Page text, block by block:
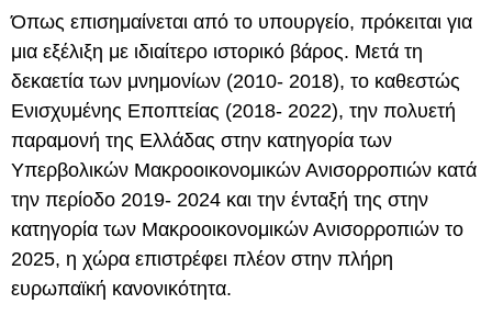
Όπως επισημαίνεται από το υπουργείο, πρόκειται για
μια εξέλιξη με ιδιαίτερο ιστορικό βάρος. Μετά τη
δεκαετία των μνημονίων (2010- 2018), το καθεστώς
Ενισχυμένης Εποπτείας (2018- 2022), την πολυετή
παραμονή της Ελλάδας στην κατηγορία των
Υπερβολικών Μακροοικονομικών Ανισορροπιών κατά
την περίοδο 2019- 2024 και την ένταξή της στην
κατηγορία των Μακροοικονομικών Ανισορροπιών το
2025, η χώρα επιστρέφει πλέον στην πλήρη
ευρωπαϊκή κανονικότητα.